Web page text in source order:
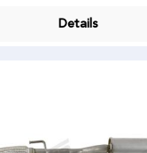
Details